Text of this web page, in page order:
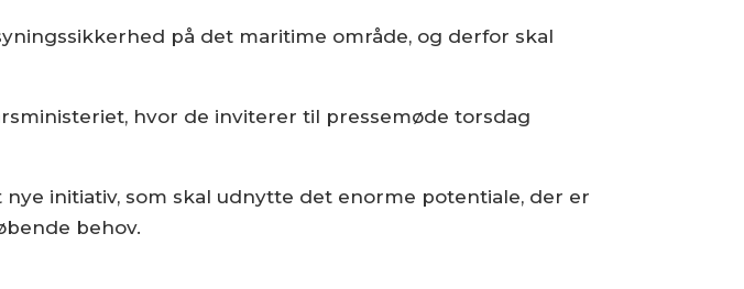
på det maritime område, og derfor skal
hvor de inviterer til pressemøde torsdag
initiativ, som skal udnytte det enorme potentiale, der er
behov.